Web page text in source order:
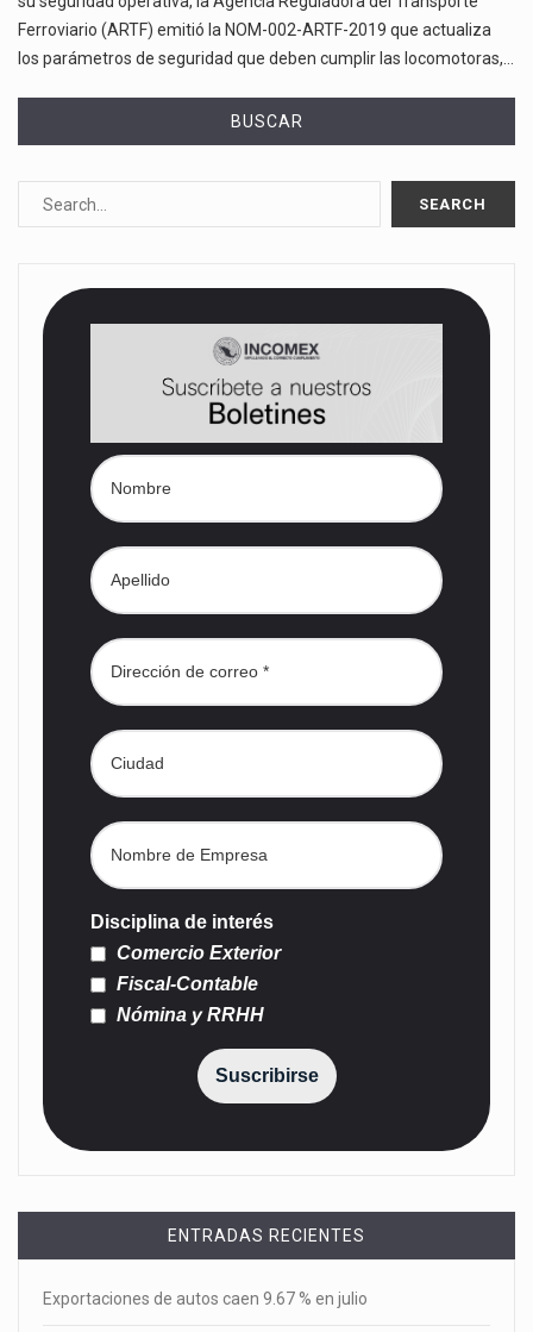
Ferroviario (ARTF) emitió la NOM-002-ARTF-2019 que actualiza
los parámetros de seguridad que deben cumplir las locomotoras,…
BUSCAR
Disciplina de interés
Comercio Exterior
Fiscal-Contable
Nómina y RRHH
Suscribirse
ENTRADAS RECIENTES
Exportaciones de autos caen 9.67 % en julio